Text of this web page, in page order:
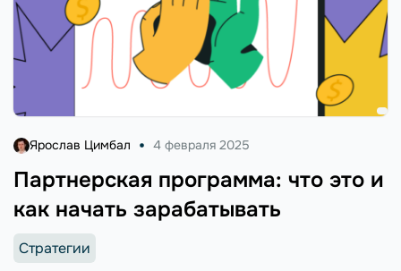
Партнерская программа: что это и
как начать зарабатывать
Ярослав Цимбал 4 февраля 2025
Стратегии